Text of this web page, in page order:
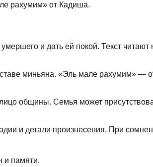
рахумим» от Кадиша.
и дать ей покой. Текст
миньяна. «Эль мале рахумим»
общины. Семья может
и детали произнесения. При
и памяти.